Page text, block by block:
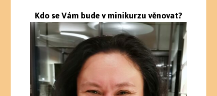
Kdo se Vám bude v minikurzu věnovat?